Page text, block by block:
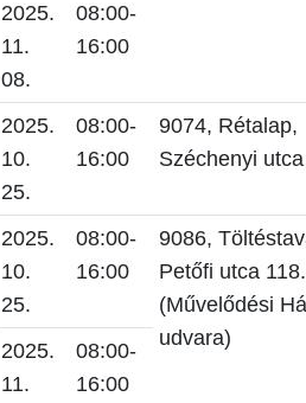
2025.
11.
08.
08:00-
16:00
2025.
10.
25.
08:00-
16:00
9074, Rétalap,
Széchenyi
2025.
10.
25.
08:00-
16:00
9086,
Petőfi utca 118.
(Művelődési
udvara)
2025.
11.
08:00-
16:00